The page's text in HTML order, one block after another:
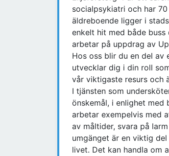
socialpsykiatri och har
äldreboende ligger i
enkelt hit med både
arbetar på uppdrag av
Hos oss blir du en del
utvecklar dig i din roll
vår viktigaste resurs och
I tjänsten som
önskemål, i enlighet
arbetar exempelvis med
av måltider, svara på
umgänget är en viktig
livet. Det kan handla om